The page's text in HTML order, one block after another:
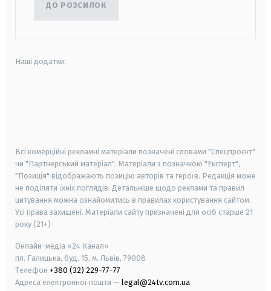
ДО РОЗСИЛОК
Наші додатки:
Всі комерційні рекламні матеріали позначені словами "Спецпроєкт"
чи "Партнерський матеріал". Матеріали з позначкою "Експерт",
"Позиція" відображають позицію авторів та героїв. Редакція може
не поділяти їхніх поглядів. Детальніше щодо реклами та правил
цитування можна ознайомитись в правилах користування сайтом.
Усі права захищені. Матеріали сайту призначені для осіб старше 21
року (21+)
Онлайн-медіа «24 Канал»
пл. Галицька, буд. 15, м. Львів, 79008
Телефон +380 (32) 229-77-77
Адреса електронної пошти — legal@24tv.com.ua